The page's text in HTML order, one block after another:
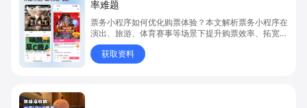
率难题
票务小程序如何优化购票体验？本文解析票务小程序在
演出、旅游、体育赛事等场景下提升购票效率、拓宽销
售渠道、实现会员精准营销的具体方式。关键词包括
“票务小程序”、“购票体验”、“购票效率”。
获取资料